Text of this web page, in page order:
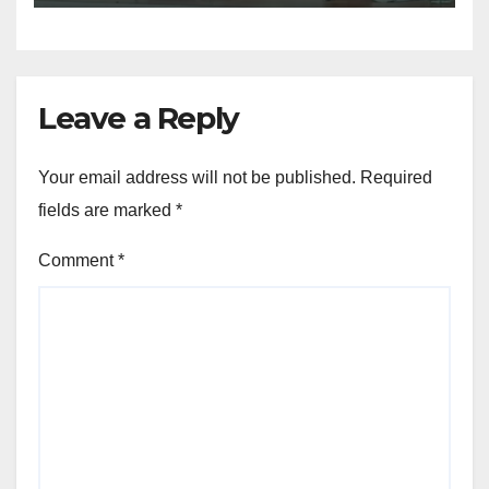
Leave a Reply
Your email address will not be published. Required
fields are marked *
Comment*